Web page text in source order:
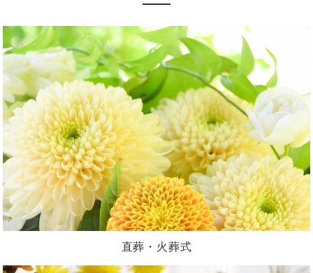
直葬・火葬式